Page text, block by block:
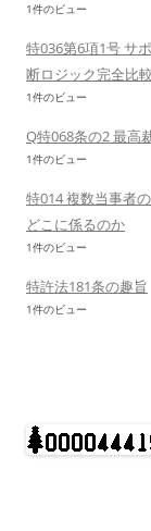
1件のビュー
特036第6項1号 サ
断ロジック完全比較
1件のビュー
Q特068条の2 最高
1件のビュー
特014 複数当事者
どこに係るのか
1件のビュー
特許法181条の趣旨
1件のビュー